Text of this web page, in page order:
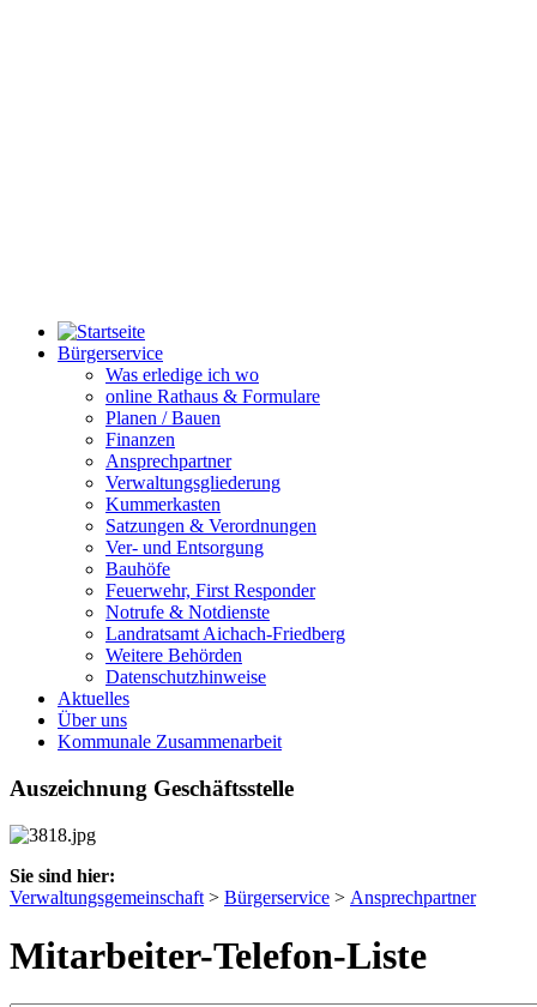
Bürgerservice
Was erledige ich wo
online Rathaus & Formulare
Planen / Bauen
Finanzen
Ansprechpartner
Verwaltungsgliederung
Kummerkasten
Satzungen & Verordnungen
Ver- und Entsorgung
Bauhöfe
Feuerwehr, First Responder
Notrufe & Notdienste
Landratsamt Aichach-Friedberg
Weitere Behörden
Datenschutzhinweise
Aktuelles
Über uns
Kommunale Zusammenarbeit
Auszeichnung Geschäftsstelle
Sie sind hier:
Verwaltungsgemeinschaft > Bürgerservice > Ansprechpartner
Mitarbeiter-Telefon-Liste